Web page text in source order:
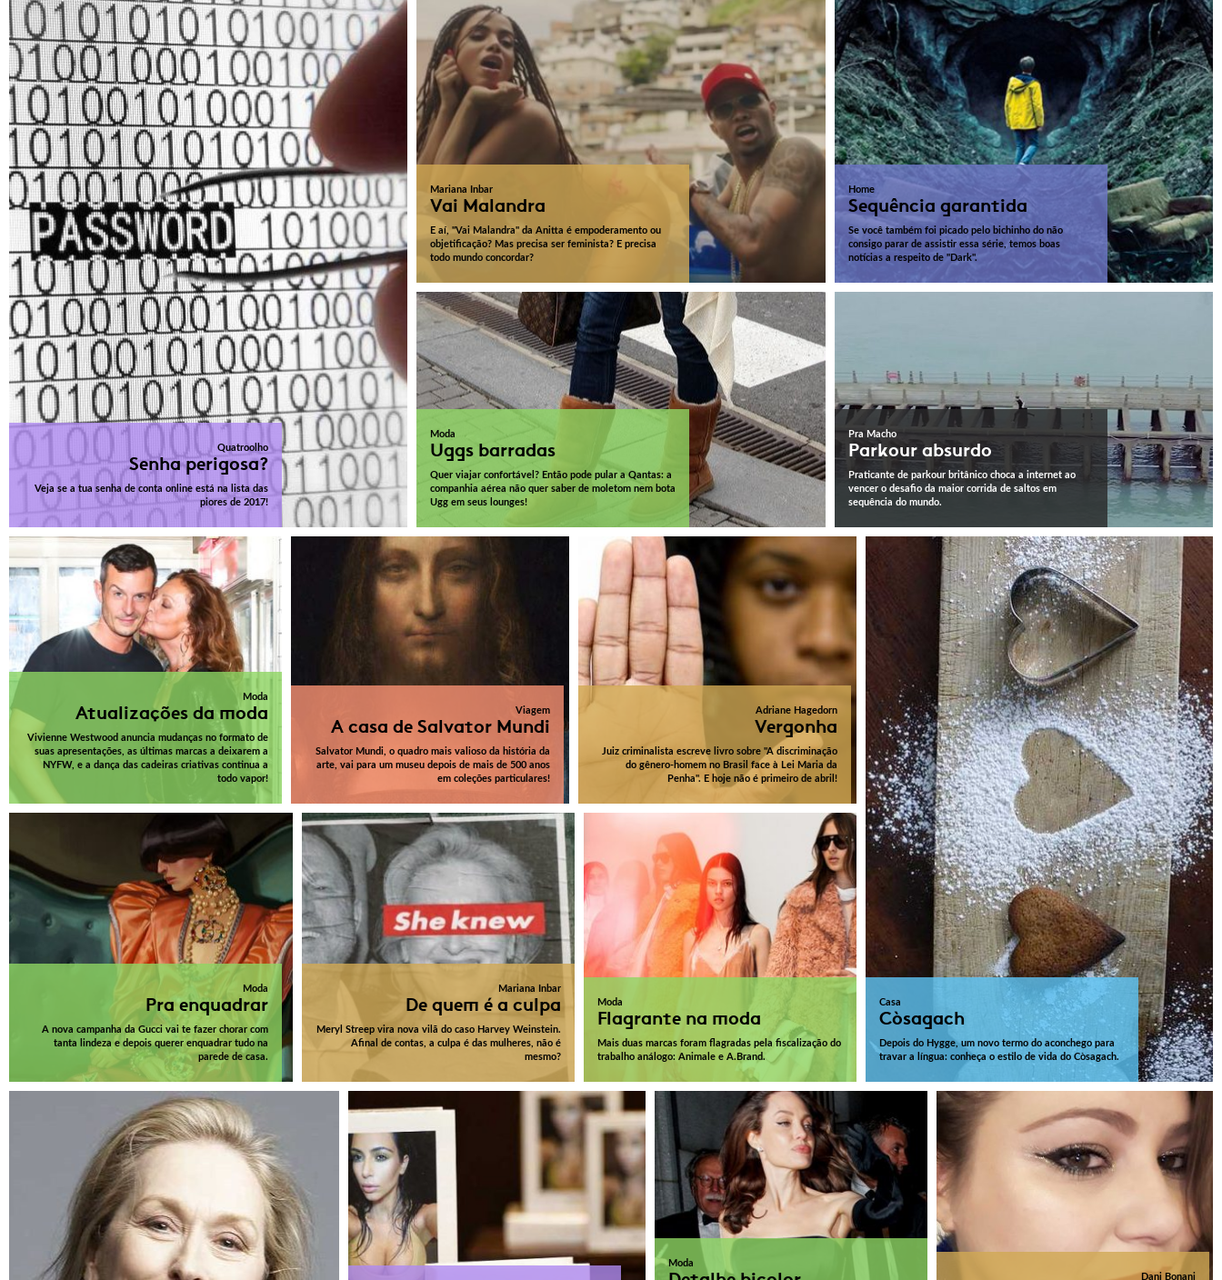
Mariana Inbar
Vai Malandra
E aí, "Vai Malandra" da Anitta é empoderamento ou
objetificação? Mas precisa ser feminista? E precisa
todo mundo concordar?
Home
Sequência garantida
Se você também foi picado pelo bichinho do não
consigo parar de assistir essa série, temos boas
notícias a respeito de "Dark".
Moda
Uggs barradas
Quer viajar confortável? Então pode pular a Qantas: a
companhia aérea não quer saber de moletom nem bota
Ugg em seus lounges!
Pra Macho
Parkour absurdo
Praticante de parkour britânico choca a internet ao
vencer o desafio da maior corrida de saltos em
sequência do mundo.
Quatroolho
Senha perigosa?
Veja se a tua senha de conta online está na lista das
piores de 2017!
Moda
Atualizações da moda
Vivienne Westwood anuncia mudanças no formato de
suas apresentações, as últimas marcas a deixarem a
NYFW, e a dança das cadeiras criativas continua a
todo vapor!
Viagem
A casa de Salvator Mundi
Salvator Mundi, o quadro mais valioso da história da
arte, vai para um museu depois de mais de 500 anos
em coleções particulares!
Adriane Hagedorn
Vergonha
Juiz criminalista escreve livro sobre "A discriminação
do gênero-homem no Brasil face à Lei Maria da
Penha". E hoje não é primeiro de abril!
Moda
Pra enquadrar
A nova campanha da Gucci vai te fazer chorar com
tanta lindeza e depois querer enquadrar tudo na
parede de casa.
Mariana Inbar
De quem é a culpa
Meryl Streep vira nova vilã do caso Harvey Weinstein.
Afinal de contas, a culpa é das mulheres, não é
mesmo?
Moda
Flagrante na moda
Mais duas marcas foram flagradas pela fiscalização do
trabalho análogo: Animale e A.Brand.
Casa
Còsagach
Depois do Hygge, um novo termo do aconchego para
travar a língua: conheça o estilo de vida do Còsagach.
Moda
Dani Bonani